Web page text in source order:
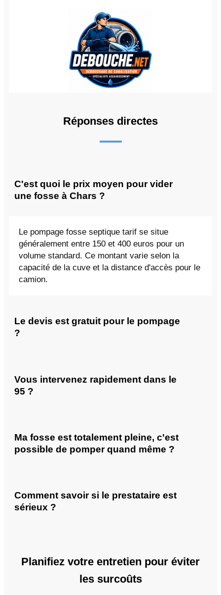
Réponses directes
C'est quoi le prix moyen pour vider
une fosse à Chars ?
Le pompage fosse septique tarif se situe
généralement entre 150 et 400 euros pour un
volume standard. Ce montant varie selon la
capacité de la cuve et la distance d'accès pour le
camion.
Le devis est gratuit pour le pompage
?
Vous intervenez rapidement dans le
95 ?
Ma fosse est totalement pleine, c'est
possible de pomper quand même ?
Comment savoir si le prestataire est
sérieux ?
Planifiez votre entretien pour éviter
les surcoûts